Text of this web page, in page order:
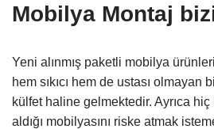
Mobilya Montaj
Yeni alınmış paketli mobilya
hem sıkıcı hem de ustası olmayan
külfet haline gelmektedir. Ayrıca hiç
aldığı mobilyasını riske atmak